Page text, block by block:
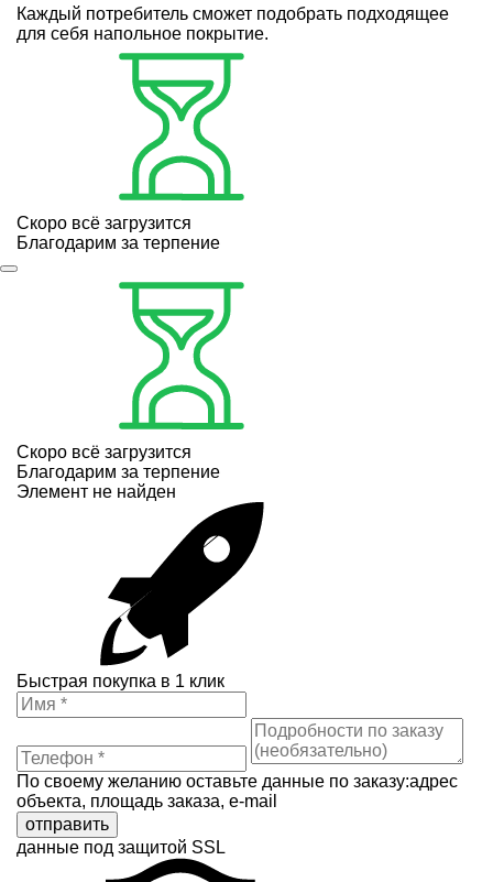
Каждый потребитель сможет подобрать подходящее
для себя напольное покрытие.
Скоро всё загрузится
Благодарим за терпение
Скоро всё загрузится
Благодарим за терпение
Элемент не найден
Быстрая покупка в 1 клик
По своему желанию оставьте данные по заказу:адрес
объекта, площадь заказа, e-mail
отправить
данные под защитой SSL